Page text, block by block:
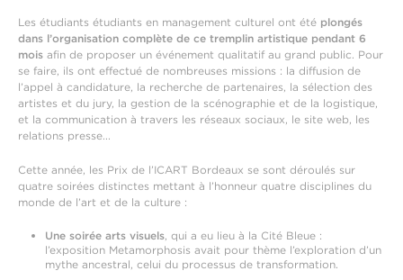
Les étudiants étudiants en management culturel ont été plongés
dans l’organisation complète de ce tremplin artistique pendant 6
mois afin de proposer un événement qualitatif au grand public. Pour
se faire, ils ont effectué de nombreuses missions : la diffusion de
l’appel à candidature, la recherche de partenaires, la sélection des
artistes et du jury, la gestion de la scénographie et de la logistique,
et la communication à travers les réseaux sociaux, le site web, les
relations presse...
Cette année, les Prix de l’ICART Bordeaux se sont déroulés sur
quatre soirées distinctes mettant à l’honneur quatre disciplines du
monde de l’art et de la culture :
Une soirée arts visuels, qui a eu lieu à la Cité Bleue :
l’exposition Metamorphosis avait pour thème l’exploration d’un
mythe ancestral, celui du processus de transformation.